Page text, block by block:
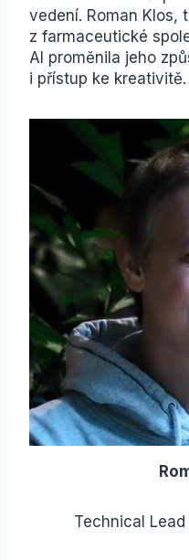
vedení. Roman Klos,
z farmaceutické
AI proměnila jeho
i přístup ke kreativitě.
Technical